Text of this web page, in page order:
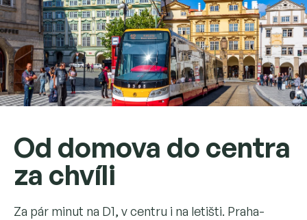
Od domova do centra
za chvíli
Za pár minut na D1, v centru i na letišti. Praha-